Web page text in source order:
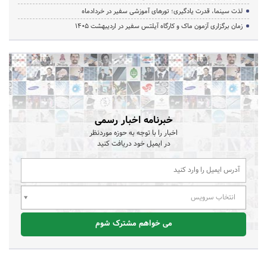
لذت سینما، قدرت یادگیری؛ تورهای آموزشی سفیر در خردادماه
زمان برگزاری آزمون ماک و کارگاه آیلتس سفیر در اردیبهشت 1405
خبرنامه اخبار رسمی
اخبار را با توجه به حوزه موردنظر
در ایمیل خود دریافت کنید
انتخاب سرویس
می خواهم مشترک شوم